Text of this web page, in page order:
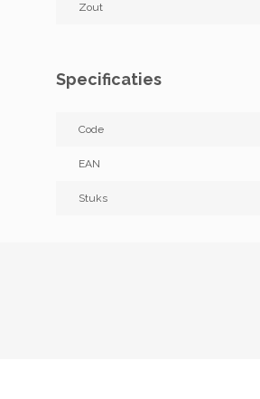
Zout
Specificaties
Code
EAN
Stuks